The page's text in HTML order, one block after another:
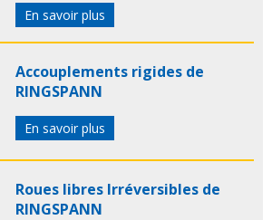
En savoir plus
Accouplements rigides de
RINGSPANN
En savoir plus
Roues libres Irréversibles de
RINGSPANN